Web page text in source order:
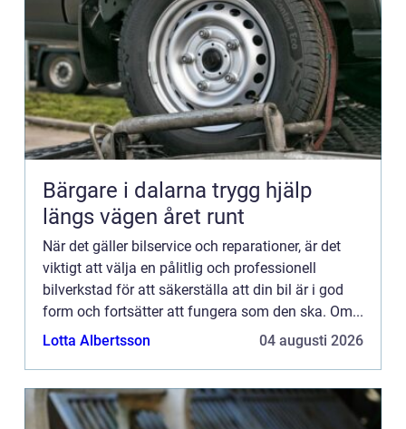
Bärgare i dalarna trygg hjälp
längs vägen året runt
När det gäller bilservice och reparationer, är det
viktigt att välja en pålitlig och professionell
bilverkstad för att säkerställa att din bil är i god
form och fortsätter att fungera som den ska. Om...
Lotta Albertsson
04 augusti 2026